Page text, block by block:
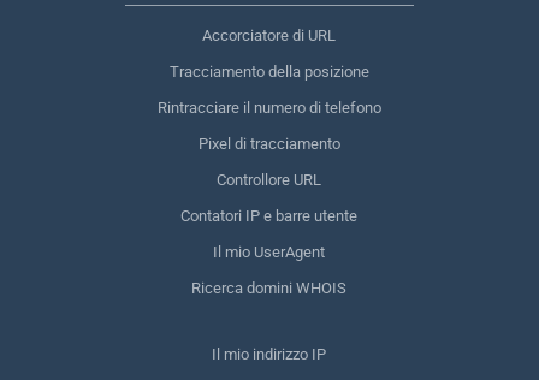
Accorciatore di URL
Tracciamento della posizione
Rintracciare il numero di telefono
Pixel di tracciamento
Controllore URL
Contatori IP e barre utente
Il mio UserAgent
Ricerca domini WHOIS
Il mio indirizzo IP